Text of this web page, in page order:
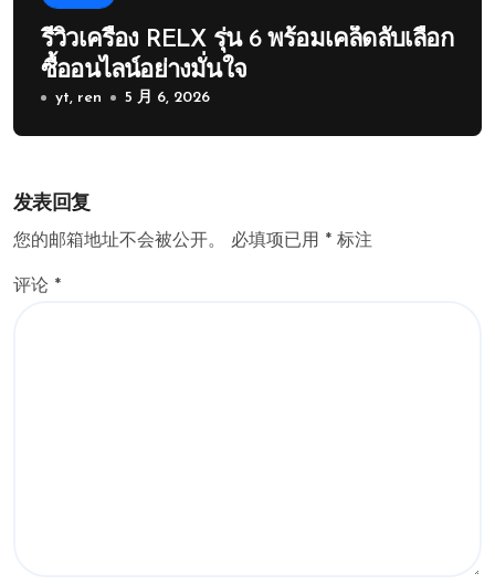
รีวิวเครื่อง RELX รุ่น 6 พร้อมเคล็ดลับเลือก
ซื้ออนไลน์อย่างมั่นใจ
yt, ren 5 月 6, 2026
发表回复
您的邮箱地址不会被公开。 必填项已用 * 标注
评论 *